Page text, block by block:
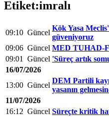
Etiket:imralı
09:10 Güncel
Kök Yasa
güveniyoruz
09:06 Güncel MED TUHAD-
09:01
Güncel 'Süreç artık
16/07/2026
13:00 Güncel
DEM Partili
yasanın
11/07/2026
16:12 Güncel Süreçte kritik